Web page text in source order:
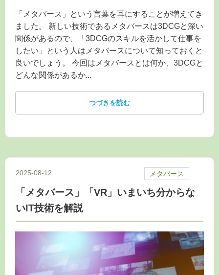
「メタバース」という言葉を耳にすることが増えてき
ました。 新しい技術であるメタバースは3DCGと深い
関係があるので、「3DCGのスキルを活かして仕事を
したい」という人はメタバースについて知っておくと
良いでしょう。 今回はメタバースとは何か、3DCGと
どんな関係があるか...
つづきを読む
2025-08-12 メタバース
「メタバース」「VR」いまいち分からな
いIT技術を解説